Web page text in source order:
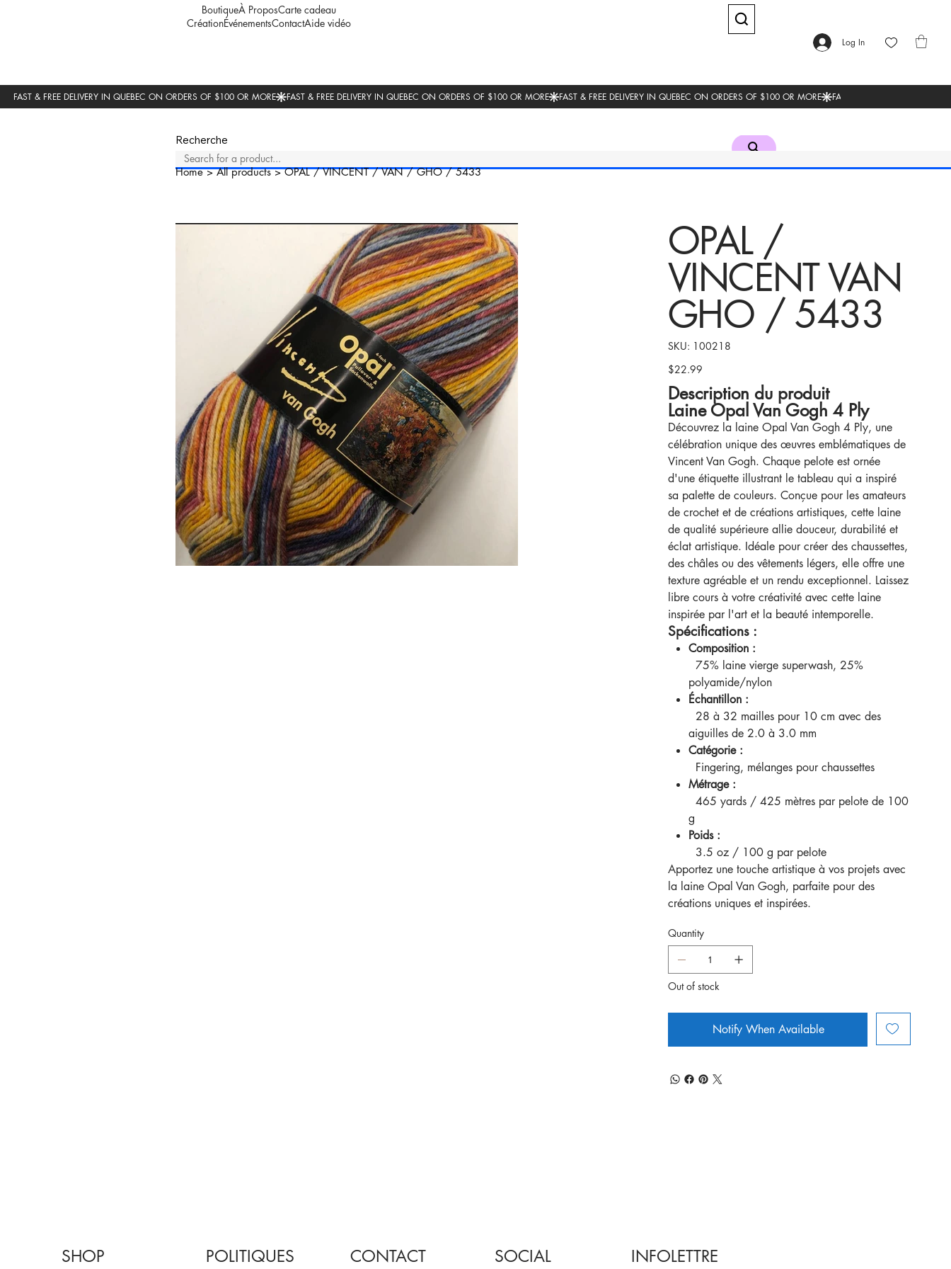
BoutiqueÀ ProposCarte cadeau
CréationÉvénementsContactAide vidéo
Log In
Recherche
Home>All products>OPAL / VINCENT / VAN / GHO / 5433
OPAL /
VINCENT VAN
GHO / 5433
SKU:
SKU
100218
100218
Price
$22.99
Description du produit
Laine Opal Van Gogh 4 Ply
Découvrez la laine Opal Van Gogh 4 Ply, une
célébration unique des œuvres emblématiques de
Vincent Van Gogh. Chaque pelote est ornée
d'une étiquette illustrant le tableau qui a inspiré
sa palette de couleurs. Conçue pour les amateurs
de crochet et de créations artistiques, cette laine
de qualité supérieure allie douceur, durabilité et
éclat artistique. Idéale pour créer des chaussettes,
des châles ou des vêtements légers, elle offre une
texture agréable et un rendu exceptionnel. Laissez
libre cours à votre créativité avec cette laine
inspirée par l'art et la beauté intemporelle.
Spécifications :
Composition :
75% laine vierge superwash, 25%
polyamide/nylon
Échantillon :
28 à 32 mailles pour 10 cm avec des
aiguilles de 2.0 à 3.0 mm
Catégorie :
Fingering, mélanges pour chaussettes
Métrage :
465 yards / 425 mètres par pelote de 100
g
Poids :
3.5 oz / 100 g par pelote
Apportez une touche artistique à vos projets avec
la laine Opal Van Gogh, parfaite pour des
créations uniques et inspirées.
Quantity
Out of stock
Notify When Available
SHOP POLITIQUES CONTACT SOCIAL INFOLETTRE